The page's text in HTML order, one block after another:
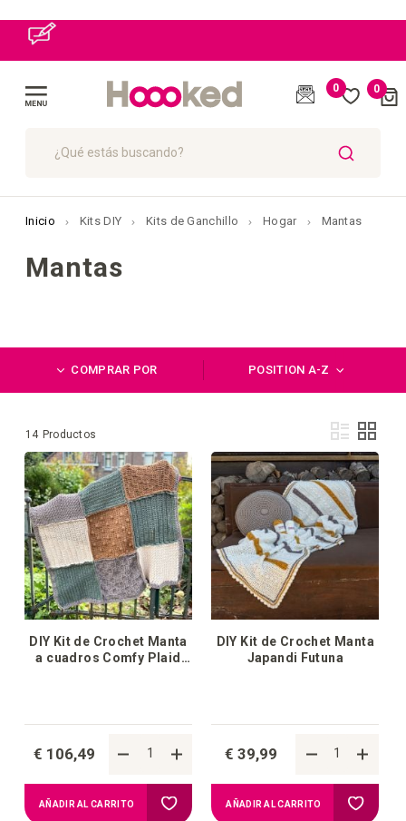
0 0Cart
Inicio Kits DIY Kits de Ganchillo Hogar Mantas
Mantas
COMPRAR POR
Lista
14 Productos
POSITION A-Z
DIY Kit de Crochet Manta
a cuadros Comfy Plaid
€ 106,49
AÑADIR AL CARRITO Añadir
DIY Kit de Crochet Manta
Japandi Futuna
€ 39,99
AÑADIR AL CARRITO Añadir